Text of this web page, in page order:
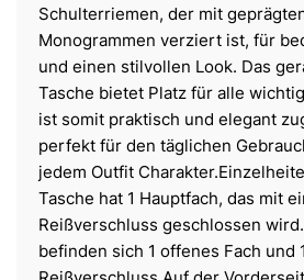
Schulterriemen, der mit
Monogrammen verziert ist, für
und einen stilvollen Look. Das
Tasche bietet Platz für alle
ist somit praktisch und elegant
perfekt für den täglichen
jedem Outfit
Tasche hat 1 Hauptfach, das mit
Reißverschluss geschlossen
befinden sich 1 offenes Fach und